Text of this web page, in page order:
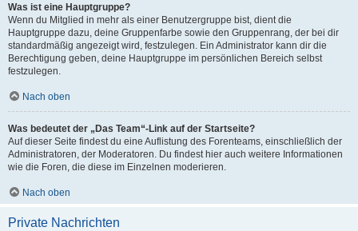
Was ist eine Hauptgruppe?
Wenn du Mitglied in mehr als einer Benutzergruppe bist, dient die
Hauptgruppe dazu, deine Gruppenfarbe sowie den Gruppenrang, der bei dir
standardmäßig angezeigt wird, festzulegen. Ein Administrator kann dir die
Berechtigung geben, deine Hauptgruppe im persönlichen Bereich selbst
festzulegen.
Nach oben
Was bedeutet der „Das Team“-Link auf der Startseite?
Auf dieser Seite findest du eine Auflistung des Forenteams, einschließlich der
Administratoren, der Moderatoren. Du findest hier auch weitere Informationen
wie die Foren, die diese im Einzelnen moderieren.
Nach oben
Private Nachrichten